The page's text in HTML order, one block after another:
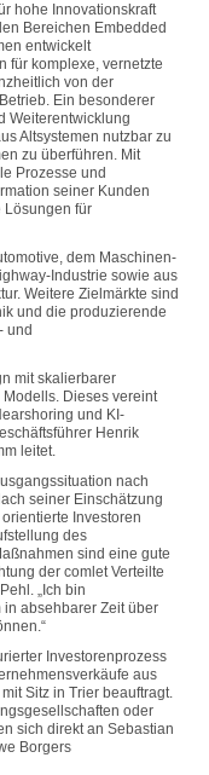
hohe Innovationskraft
Bereichen Embedded
entwickelt
für komplexe, vernetzte
von der
Ein besonderer
Weiterentwicklung
Altsystemen nutzbar zu
zu überführen. Mit
Prozesse und
seiner Kunden
Lösungen für
dem Maschinen-
Industrie sowie aus
Weitere Zielmärkte sind
und die produzierende
und
mit skalierbarer
Dieses vereint
und KI-
Henrik
leitet.
nach
seiner Einschätzung
Investoren
des
sind eine gute
der comlet Verteilte
„Ich bin
absehbarer Zeit über
Investorenprozess
aus
Sitz in Trier beauftragt.
oder
sich direkt an Sebastian
Borgers